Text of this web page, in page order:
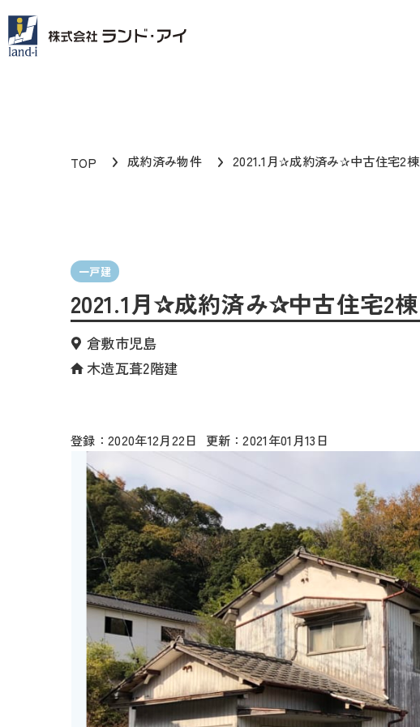
TOP 成約済み物件 2021.1月✰成約済み✰中古住宅2棟
一戸建
2021.1月✰成約済み✰中古住宅2棟
倉敷市児島
木造瓦葺2階建
2020年12月22日 2021年01月13日